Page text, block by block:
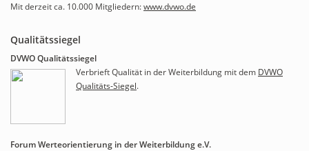
Mit derzeit ca. 10.000 Mitgliedern:www.dvwo.de
Qualitätssiegel
DVWO Qualitätssiegel
Verbrieft Qualität in der Weiterbildung mit dem DVWO
Qualitäts-Siegel.
Forum Werteorientierung in der Weiterbildung e.V.